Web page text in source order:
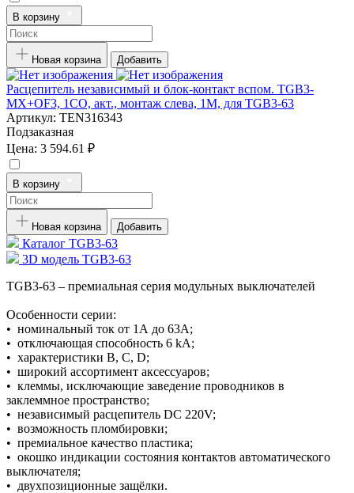
В корзину
Новая корзина Добавить
Расцепитель независимый и блок-контакт вспом. TGB3-
MX+OF3, 1CO, акт., монтаж слева, 1M, для TGB3-63
Артикул: TEN316343
Подзаказная
Цена: 3 594.61 ₽
В корзину
Новая корзина Добавить
Каталог TGB3-63
3D модель TGB3-63
TGB3-63 – премиальная серия модульных выключателей
Особенности серии:
• номинальный ток от 1А до 63А;
• отключающая способность 6 kA;
• характеристики В, С, D;
• широкий ассортимент аксессуаров;
• клеммы, исключающие заведение проводников в
заклеммное пространство;
• независимый расцепитель DC 220V;
• возможность пломбировки;
• премиальное качество пластика;
• окошко индикации состояния контактов автоматического
выключателя;
• двухпозиционные защёлки.